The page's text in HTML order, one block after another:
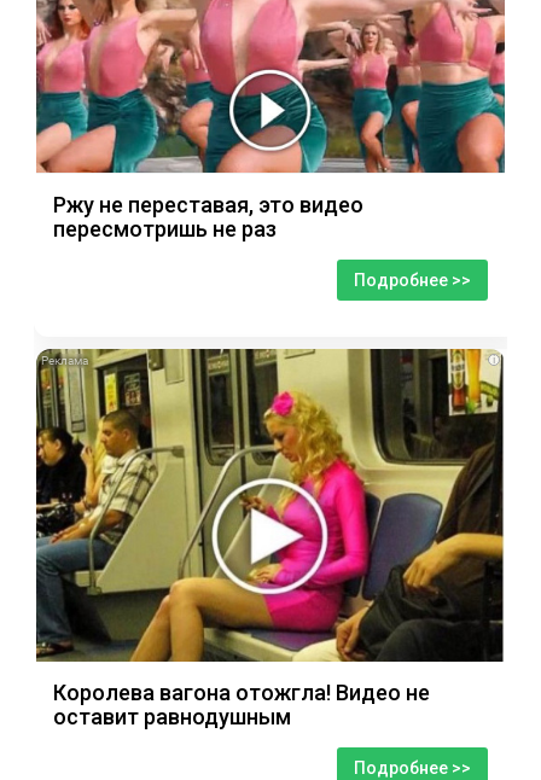
Ржу не переставая, это видео
пересмотришь не раз
Подробнее >>
i
Королева вагона отожгла! Видео не
оставит равнодушным
Подробнее >>